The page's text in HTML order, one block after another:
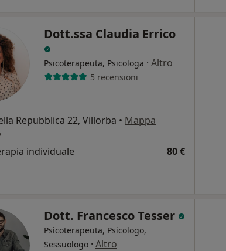
Dott.ssa Claudia Errico
Psicoterapeuta, Psicologa · Altro
5 recensioni
Repubblica 22, Villorba • Mappa
individuale 80 €
Dott. Francesco Tesser
Psicoterapeuta, Psicologo,
Sessuologo · Altro